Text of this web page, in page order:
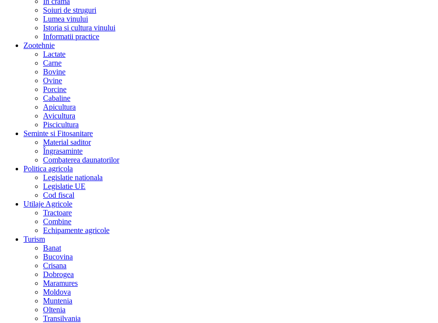
Soiuri de struguri
Lumea vinului
Istoria si cultura vinului
Informatii practice
Zootehnie
Lactate
Carne
Bovine
Ovine
Porcine
Cabaline
Apicultura
Avicultura
Piscicultura
Seminte si Fitosanitare
Material saditor
Îngrasaminte
Combaterea daunatorilor
Politica agricola
Legislatie nationala
Legislatie UE
Cod fiscal
Utilaje Agricole
Tractoare
Combine
Echipamente agricole
Turism
Banat
Bucovina
Crisana
Dobrogea
Maramures
Moldova
Muntenia
Oltenia
Transilvania